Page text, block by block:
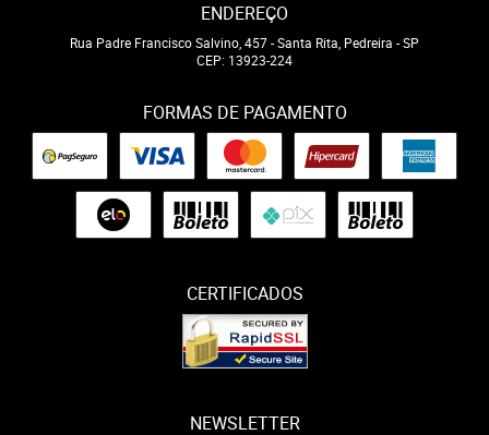
ENDEREÇO
Rua Padre Francisco Salvino, 457-Santa Rita, Pedreira -SP
CEP: 13923-224
FORMAS DE PAGAMENTO
CERTIFICADOS
NEWSLETTER